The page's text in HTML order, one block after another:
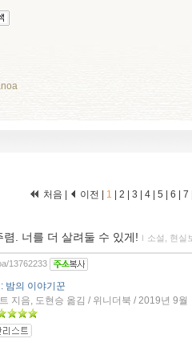
처음 | 이전 | 1 2 3 4 5 6 7
렴. 너를 더 살려둘 수 있게! ｌ 소설, 현실
13762233
밤의 이야기꾼
지음, 도현승 옮김 / 위니더북 / 2019년 9월